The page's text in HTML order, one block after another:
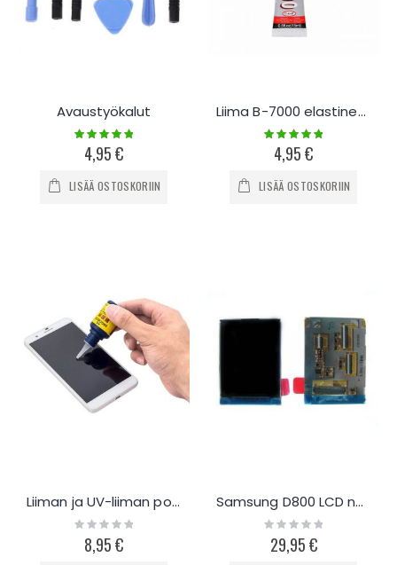
Avaustyökalut
Rating:
100%
4,95 €
LISÄÄ OSTOSKORIIN
Liima B-7000 elastinen mobiililaitteiden korjaukseen, 15-110ml
Rating:
100%
4,95 €
LISÄÄ OSTOSKORIIN
Liiman ja UV-liiman poistoaine
Rating:
0%8,95 €
Samsung D800 LCD näyttö
Rating:
0%
29,95 €